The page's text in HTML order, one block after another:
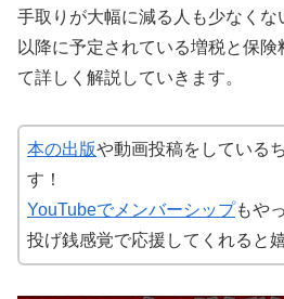
手取りが大幅に減る人も少なく
以降に予定されている増税と保
て詳しく解説していきます。
本の出版や動画投稿をしている
す！
YouTubeでメンバーシップもや
投げ銭感覚で応援してくれると